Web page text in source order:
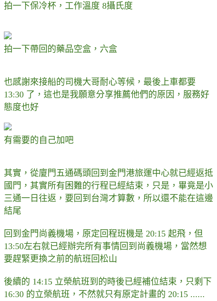
拍一下保冷杯，工作溫度 8攝氏度
拍一下帶回的藥品空盒，六盒
也感謝來接船的司機大哥耐心等候，最後上車都要
13:30 了，這也是我願意分享推薦他們的原因，服務好
態度也好
有需要的自己加吧
其實，從廈門五通碼頭回到金門港旅運中心就已經返抵
國門，其實所有困難的行程已經結束，只是，畢竟是小
三通一日往返，要回到台灣才算數，所以還不能在這邊
結尾
回到金門尚義機場，原定回程班機是 20:15 起飛，但
13:50左右就已經辦完所有事情回到尚義機場，當然想
要趕緊更換之前的航班回松山
後續的 14:15 立榮航班到的時後已經補位結束，只剩下
16:30 的立榮航班，不然就只有原定計畫的 20:15 ......